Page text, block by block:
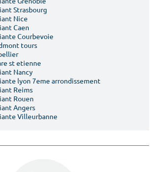
Strasbourg
Nice
Caen
Courbevoie
tours
st etienne
Nancy
lyon 7eme arrondissement
Reims
Rouen
Angers
Villeurbanne